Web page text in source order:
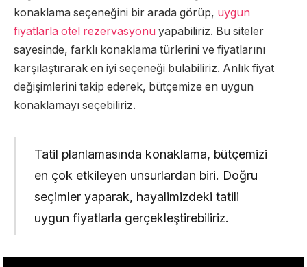
konaklama seçeneğini bir arada görüp, uygun
fiyatlarla otel rezervasyonu yapabiliriz. Bu siteler
sayesinde, farklı konaklama türlerini ve fiyatlarını
karşılaştırarak en iyi seçeneği bulabiliriz. Anlık fiyat
değişimlerini takip ederek, bütçemize en uygun
konaklamayı seçebiliriz.
Tatil planlamasında konaklama, bütçemizi
en çok etkileyen unsurlardan biri. Doğru
seçimler yaparak, hayalimizdeki tatili
uygun fiyatlarla gerçekleştirebiliriz.